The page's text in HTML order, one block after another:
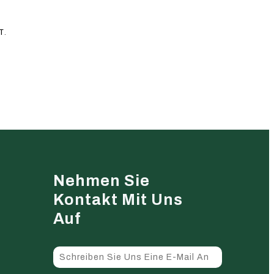
Nehmen Sie
Kontakt Mit Uns
Auf